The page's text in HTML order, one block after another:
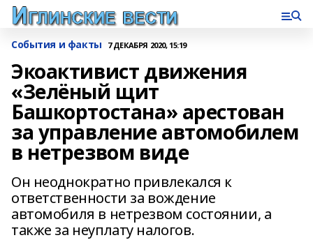
События и факты 7 ДЕКАБРЯ 2020, 15:19
Экоактивист движения
«Зелёный щит
Башкортостана» арестован
за управление автомобилем
в нетрезвом виде
Он неоднократно привлекался к
ответственности за вождение
автомобиля в нетрезвом состоянии, а
также за неуплату налогов.